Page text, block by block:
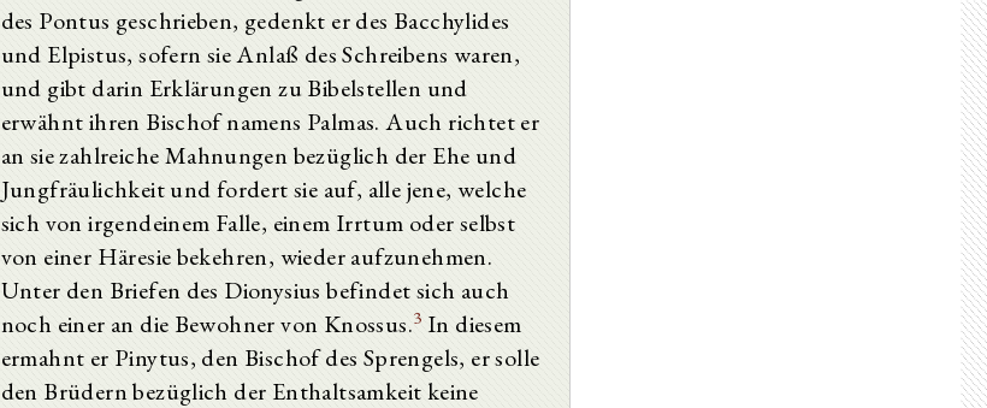
des Pontus geschrieben, gedenkt er des Bacchylides
und Elpistus, sofern sie Anlaß des Schreibens waren,
und gibt darin Erklärungen zu Bibelstellen und
erwähnt ihren Bischof namens Palmas. Auch richtet er
an sie zahlreiche Mahnungen bezüglich der Ehe und
Jungfräulichkeit und fordert sie auf, alle jene, welche
sich von irgendeinem Falle, einem Irrtum oder selbst
von einer Häresie bekehren, wieder aufzunehmen.
Unter den Briefen des Dionysius befindet sich auch
noch einer an die Bewohner von Knossus.3 In diesem
ermahnt er Pinytus, den Bischof des Sprengels, er solle
den Brüdern bezüglich der Enthaltsamkeit keine